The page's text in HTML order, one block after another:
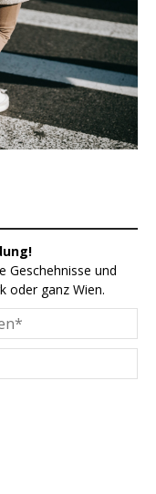
Geschehnisse und
oder ganz Wien.